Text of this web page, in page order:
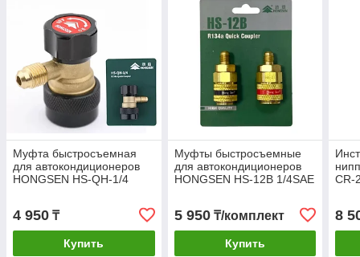
Муфта быстросъемная
для автокондиционеров
HONGSEN HS-QH-1/4
4 950 ₸
Купить
Муфты быстросъемные
для автокондиционеров
HONGSEN HS-12B 1/4SAE
5 950₸/комплект
Купить
CR-
8